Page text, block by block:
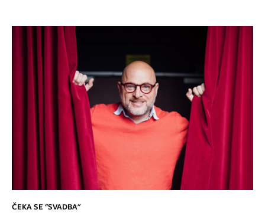
ČEKA SE "SVADBA"